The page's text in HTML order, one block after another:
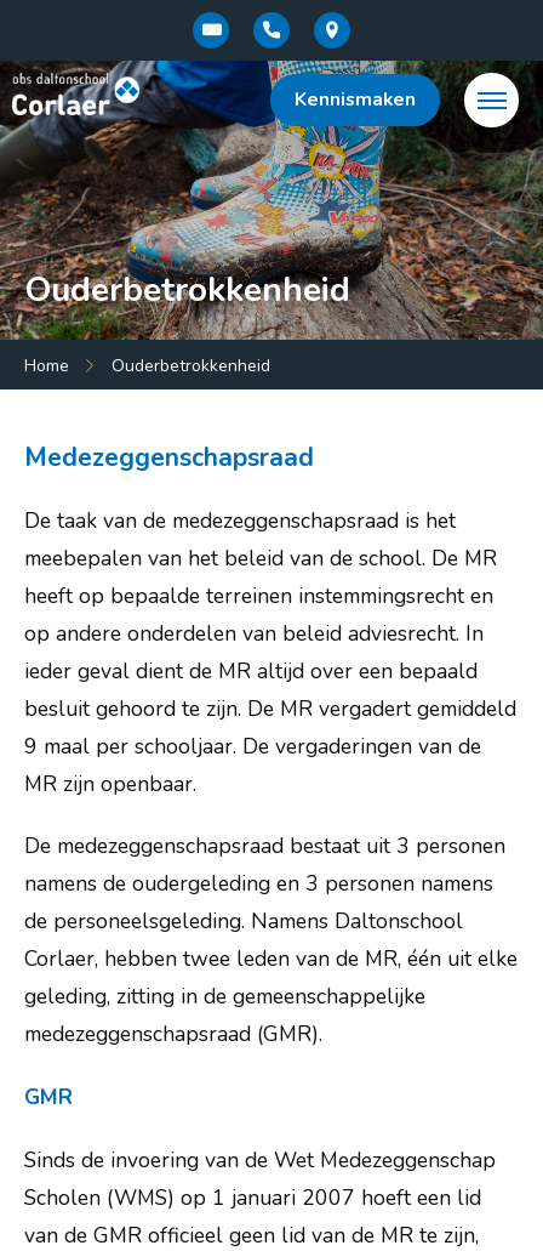
Kennismaken
Menu:
Ons onderwijs
Schooltijden en vakanties
Veelgestelde vragen
Kennismaken
Vacatures
Ouderbetrokkenheid
Home Ouderbetrokkenheid
Medezeggenschapsraad
De taak van de medezeggenschapsraad is het
meebepalen van het beleid van de school. De MR
heeft op bepaalde terreinen instemmingsrecht en
op andere onderdelen van beleid adviesrecht. In
ieder geval dient de MR altijd over een bepaald
besluit gehoord te zijn. De MR vergadert gemiddeld
9 maal per schooljaar. De vergaderingen van de
MR zijn openbaar.
De medezeggenschapsraad bestaat uit 3 personen
namens de oudergeleding en 3 personen namens
de personeelsgeleding. Namens Daltonschool
Corlaer, hebben twee leden van de MR, één uit elke
geleding, zitting in de gemeenschappelijke
medezeggenschapsraad (GMR).
GMR
Sinds de invoering van de Wet Medezeggenschap
Scholen (WMS) op 1 januari 2007 hoeft een lid
van de GMR officieel geen lid van de MR te zijn,